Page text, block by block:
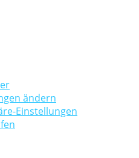
ändern
Einstellungen